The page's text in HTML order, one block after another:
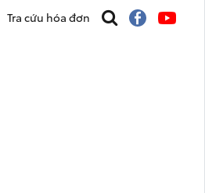
Tra cứu hóa đơn